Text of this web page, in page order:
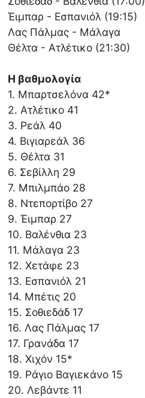
Έιμπαρ - Εσπανιόλ (19:15)
Λας Πάλμας - Μάλαγα
Θέλτα - Ατλέτικο (21:30)
Η βαθμολογία
1. Μπαρτσελόνα 42*
2. Ατλέτικο 41
3. Ρεάλ 40
4. Βιγιαρεάλ 36
5. Θέλτα 31
6. Σεβίλλη 29
7. Μπιλμπάο 28
8. Ντεπορτίβο 27
9. Έιμπαρ 27
10. Βαλένθια 23
11. Μάλαγα 23
12. Χετάφε 23
13. Εσπανιόλ 21
14. Μπέτις 20
15. Σοθιεδάδ 17
16. Λας Πάλμας 17
17. Γρανάδα 17
18. Χιχόν 15*
19. Ράγιο Βαγιεκάνο 15
20. Λεβάντε 11